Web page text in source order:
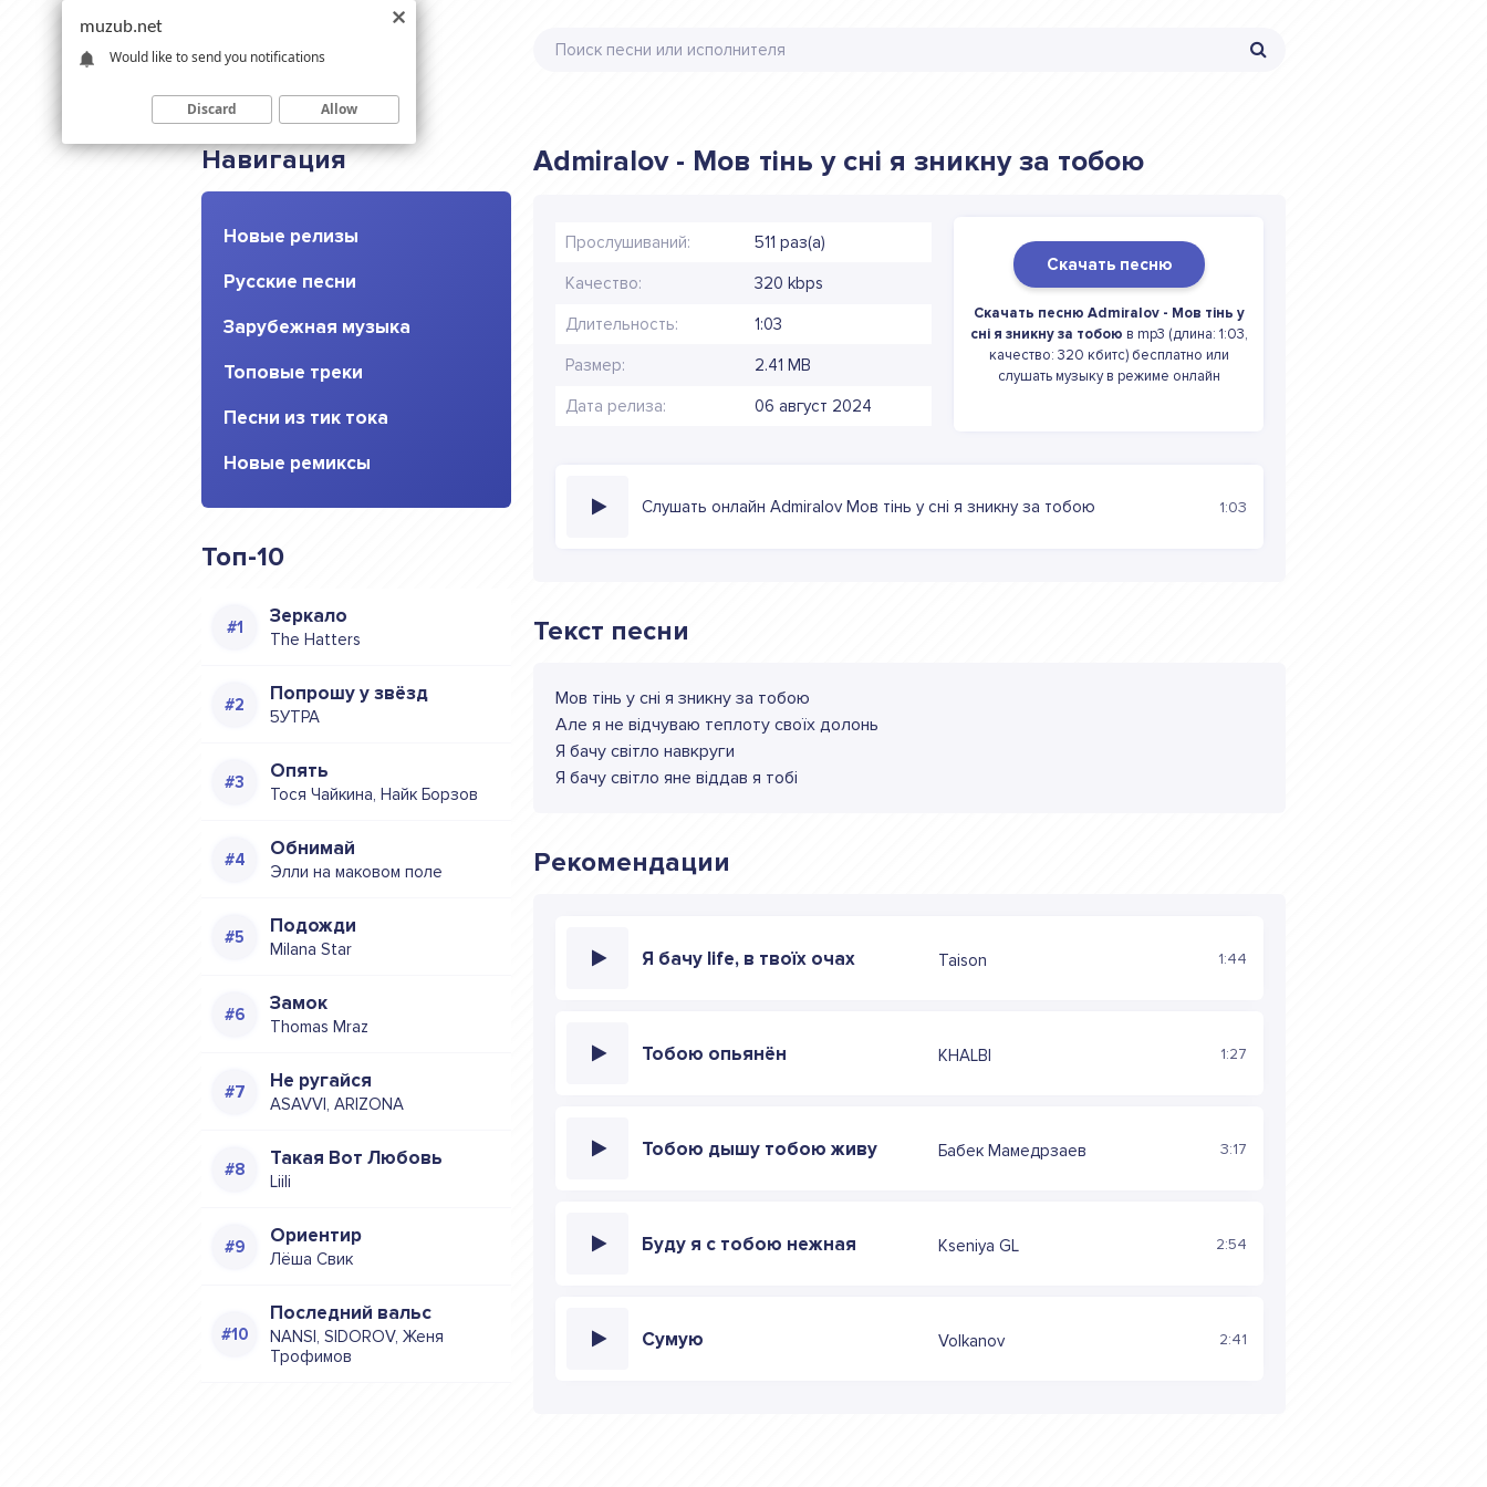
Навигация
Новые релизы
Русские песни
Зарубежная музыка
Топовые треки
Песни из тик тока
Новые ремиксы
Топ-10
Зеркало
The Hatters
Попрошу у звёзд
5УТРА
Опять
Тося Чайкина, Найк Борзов
Обнимай
Элли на маковом поле
Подожди
Milana Star
Замок
Thomas Mraz
Не ругайся
ASAVVI, ARIZONA
Такая Вот Любовь
Liili
Ориентир
Лёша Свик
Последний вальс
NANSI, SIDOROV, Женя
Трофимов
Admiralov - Мов тінь у сні я зникну за тобою
Прослушиваний: 511 раз(а)
Качество: 320 kbps
Длительность: 1:03
Размер: 2.41 MB
Дата релиза: 06 август 2024
Скачать песню
Скачать песню Admiralov - Мов тінь у
сні я зникну за тобою в mp3 (длина: 1:03,
качество: 320 кбитс) бесплатно или
слушать музыку в режиме онлайн
Слушать онлайн Admiralov Мов тінь у сні я зникну за тобою 1:03
Текст песни
Мов тінь у сні я зникну за тобою
Але я не вiдчуваю теплоту своїх долонь
Я бачу свiтло навкруги
Я бачу свiтло яне вiддав я тобi
Рекомендации
Я бачу life, в твоїх очах Taison 1:44
Тобою опьянён KHALBI 1:27
Тобою дышу тобою живу Бабек Мамедрзаев 3:17
Буду я с тобою нежная Kseniya GL 2:54
Сумую Volkanov 2:41
muzub.net
Would like to send you notifications
Discard Allow